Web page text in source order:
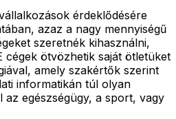
érdeklődésére
azaz a nagy mennyiségű
szeretnék kihasználni,
cégek ötvözhetik saját ötletüket
amely szakértők szerint
informatikán túl olyan
egészségügy, a sport, vagy